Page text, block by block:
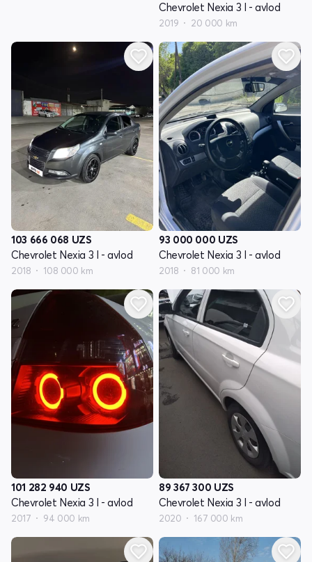
Chevrolet Nexia 3 I - avlod
2019 20 000 km
103 666 068 UZS
Chevrolet Nexia 3 I - avlod
2018 108 000 km
93 000 000 UZS
Chevrolet Nexia 3 I - avlod
2018 81 000 km
101 282 940 UZS
Chevrolet Nexia 3 I - avlod
2017 94 000 km
89 367 300 UZS
Chevrolet Nexia 3 I - avlod
2020 167 000 km